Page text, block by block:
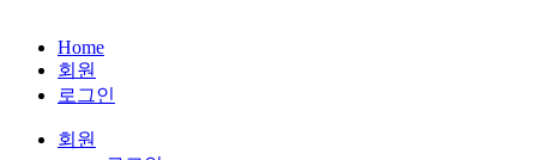
Home
회원
로그인
회원